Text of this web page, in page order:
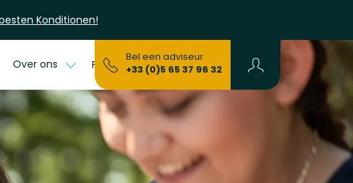
Konditionen!
Over ons FAQs
Bel een adviseur
+33 (0)5 65 37 96 32